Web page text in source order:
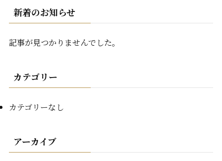
新着のお知らせ
記事が見つかりませんでした。
カテゴリー
カテゴリーなし
アーカイブ